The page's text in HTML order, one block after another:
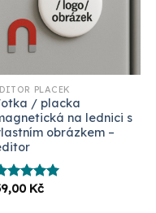
PLACEK
/ placka
na lednici s
obrázkem –
Kč